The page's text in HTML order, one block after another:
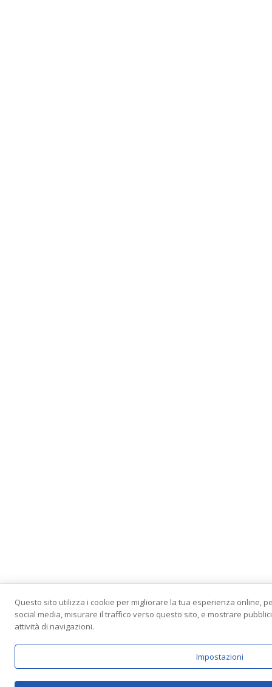
Questo sito utilizza i cookie per migliorare la tua esperienza online,
social media, misurare il traffico verso questo sito, e mostrare
attività di navigazioni.
Impostazioni